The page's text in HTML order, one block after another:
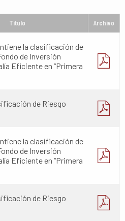
Titulo Archivo
la clasificación de
de Inversión
Eficiente en “Primera
de Riesgo
la clasificación de
de Inversión
Eficiente en “Primera
de Riesgo